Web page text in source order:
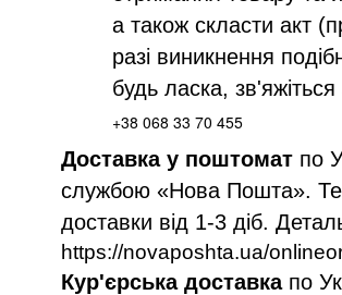
а також скласти акт
разі виникнення
будь ласка,
+38 068 33 70 455
Доставка у поштомат по
службою «Нова Пошта».
доставки від 1-3 діб.
https://novaposhta.ua/
Кур'єрська доставка по